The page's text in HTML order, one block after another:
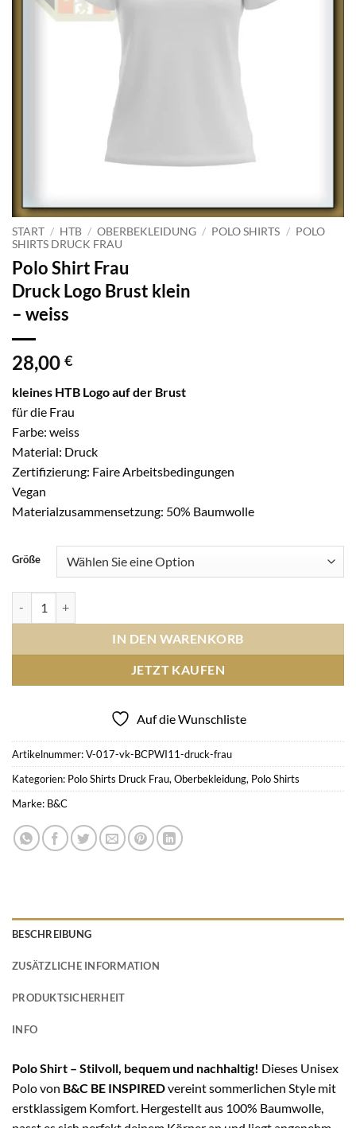
START / HTB / OBERBEKLEIDUNG / POLO SHIRTS / POLO
SHIRTS DRUCK FRAU
Polo Shirt Frau
Druck Logo Brust klein
– weiss
28,00 €
kleines HTB Logo auf der Brust
für die Frau
Farbe: weiss
Material: Druck
Zertifizierung: Faire Arbeitsbedingungen
Vegan
Materialzusammensetzung: 50% Baumwolle
Größe
IN DEN WARENKORB
JETZT KAUFEN
Auf die Wunschliste
Artikelnummer:V-017-vk-BCPWI11-druck-frau
Kategorien: Polo Shirts Druck Frau, Oberbekleidung, Polo Shirts
Marke: B&C
BESCHREIBUNG
ZUSÄTZLICHE INFORMATION
PRODUKTSICHERHEIT
INFO
Polo Shirt – Stilvoll, bequem und nachhaltig! Dieses Unisex
Polo von B&C BE INSPIREDvereint sommerlichen Style mit
erstklassigem Komfort. Hergestellt aus 100% Baumwolle,